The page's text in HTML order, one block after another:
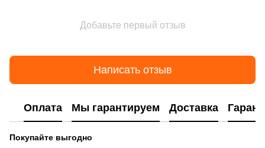
Добавьте первый отзыв
Написать отзыв
Оплата Мы гарантируем Доставка
Покупайте выгодно